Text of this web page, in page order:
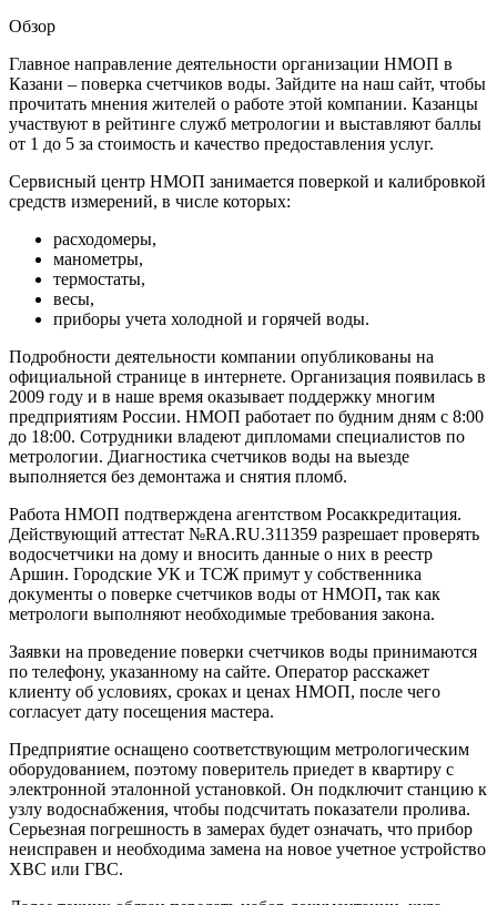
Обзор
Главное направление деятельности организации НМОП в
Казани – поверка счетчиков воды. Зайдите на наш сайт, чтобы
прочитать мнения жителей о работе этой компании. Казанцы
участвуют в рейтинге служб метрологии и выставляют баллы
от 1 до 5 за стоимость и качество предоставления услуг.
Сервисный центр НМОП занимается поверкой и калибровкой
средств измерений, в числе которых:
расходомеры,
манометры,
термостаты,
весы,
приборы учета холодной и горячей воды.
Подробности деятельности компании опубликованы на
официальной странице в интернете. Организация появилась в
2009 году и в наше время оказывает поддержку многим
предприятиям России. НМОП работает по будним дням с 8:00
до 18:00. Сотрудники владеют дипломами специалистов по
метрологии. Диагностика счетчиков воды на выезде
выполняется без демонтажа и снятия пломб.
Работа НМОП подтверждена агентством Росаккредитация.
Действующий аттестат №RA.RU.311359 разрешает проверять
водосчетчики на дому и вносить данные о них в реестр
Аршин. Городские УК и ТСЖ примут у собственника
документы о поверке счетчиков воды от НМОП, так как
метрологи выполняют необходимые требования закона.
Заявки на проведение поверки счетчиков воды принимаются
по телефону, указанному на сайте. Оператор расскажет
клиенту об условиях, сроках и ценах НМОП, после чего
согласует дату посещения мастера.
Предприятие оснащено соответствующим метрологическим
оборудованием, поэтому поверитель приедет в квартиру с
электронной эталонной установкой. Он подключит станцию к
узлу водоснабжения, чтобы подсчитать показатели пролива.
Серьезная погрешность в замерах будет означать, что прибор
неисправен и необходима замена на новое учетное устройство
ХВС или ГВС.